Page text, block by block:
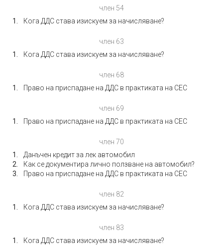
член 54
Кога ДДС става изискуем за начисляване?
член 63
Кога ДДС става изискуем за начисляване?
член 68
Право на приспадане на ДДС в практиката на СЕС
член 69
Право на приспадане на ДДС в практиката на СЕС
член 70
Данъчен кредит за лек автомобил
Как се документира лично ползване на автомобил?
Право на приспадане на ДДС в практиката на СЕС
член 82
Кога ДДС става изискуем за начисляване?
член 83
Кога ДДС става изискуем за начисляване?